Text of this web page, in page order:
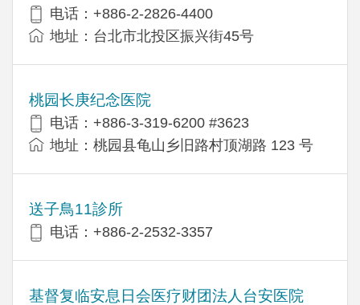
电话：+886-2-2826-4400
地址：台北市北投区振兴街45号
桃园长庚纪念医院
电话：+886-3-319-6200 #3623
地址：桃园县龟山乡旧路村顶湖路 123 号
送子鳥11診所
电话：+886-2-2532-3357
基督复临安息日会医疗财团法人台安医院